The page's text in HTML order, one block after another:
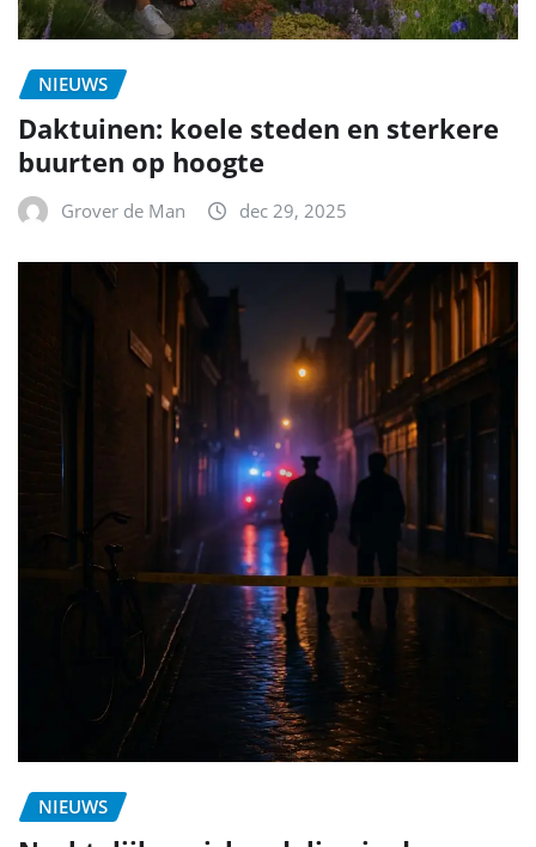
NIEUWS
Daktuinen: koele steden en sterkere
buurten op hoogte
Grover de Man dec 29, 2025
NIEUWS